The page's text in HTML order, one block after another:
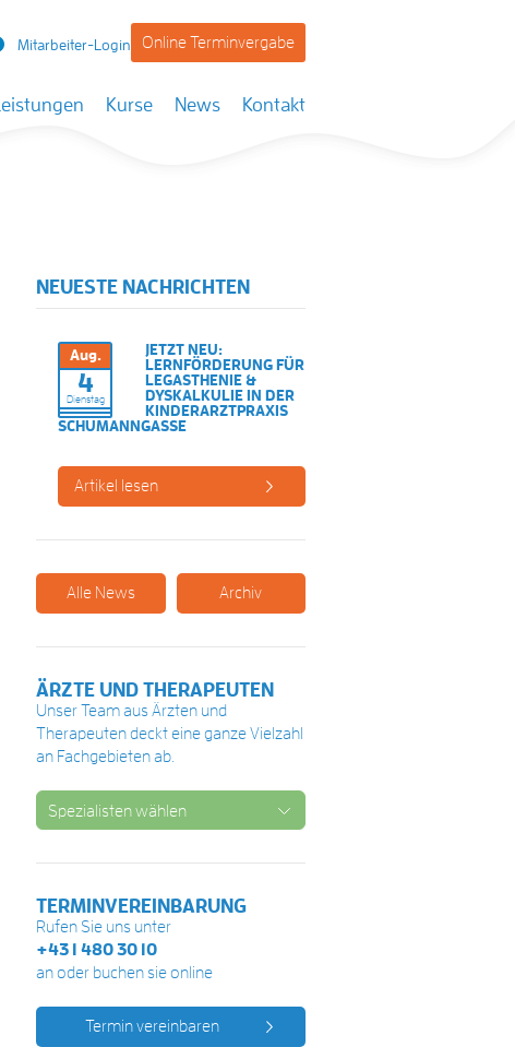
Leistungen Kurse News Kontakt
Mitarbeiter-Login Online Terminvergabe
NEUESTE NACHRICHTEN
Aug.
4
Dienstag
JETZT NEU:
LERNFÖRDERUNG FÜR
LEGASTHENIE &
DYSKALKULIE IN DER
KINDERARZTPRAXIS
SCHUMANNGASSE
Artikel lesen
Alle News Archiv
ÄRZTE UND THERAPEUTEN
Unser Team aus Ärzten und
Therapeuten deckt eine ganze Vielzahl
an Fachgebieten ab.
Spezialisten wählen
TERMINVEREINBARUNG
Rufen Sie uns unter
+43 1 480 30 10
an oder buchen sie online
Termin vereinbaren